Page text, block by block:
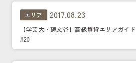
エリア 2017.08.23
【学芸大・碑文谷】高級賃貸エリアガイド
#20